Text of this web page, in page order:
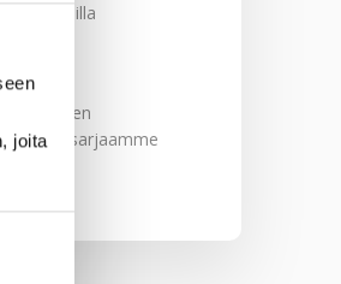
joita
aineilla
uuteen